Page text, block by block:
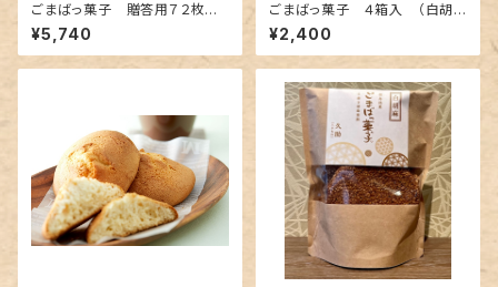
ごまばっ菓子 贈答用７２枚入
（白胡麻２４枚・黒胡麻２４枚・金
胡麻２４枚）
¥5,740
ごまばっ菓子 ４箱入 （白胡
麻２箱・黒胡麻２箱）
¥2,400